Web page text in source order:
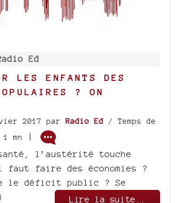
Ed
LES ENFANTS DES
? ON
2017 par Radio Ed / Temps de
mn
|
santé, l’austérité touche
faire des économies ?
le déficit public ? Se
Lire la suite..